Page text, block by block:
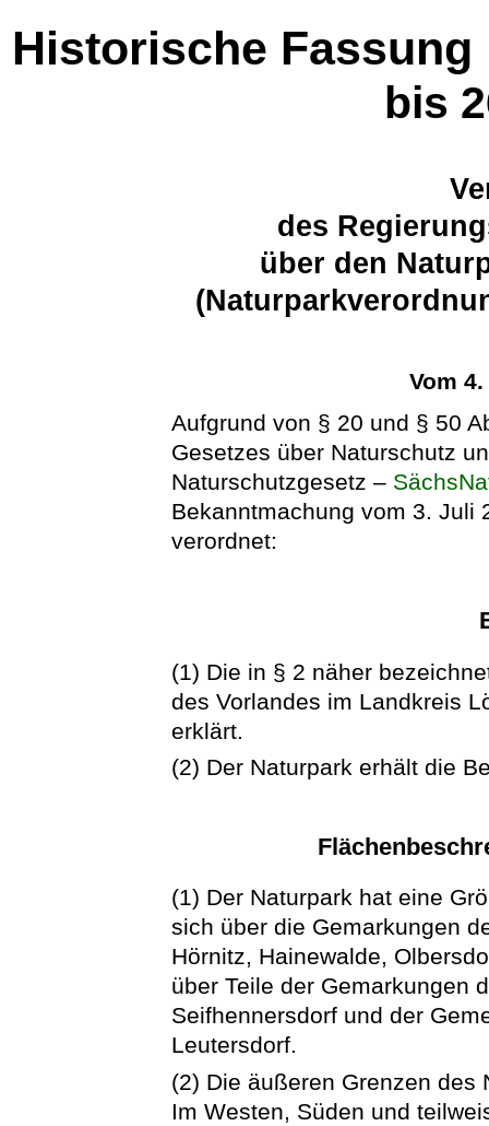
Historische Fassung
bis
des
über den
Vom
Aufgrund von § 20 und § 50
Gesetzes über Naturschutz
Naturschutzgesetz –
Bekanntmachung vom 3. Juli
verordnet:
(1) Die in § 2 näher
des Vorlandes im Landkreis
erklärt.
(2) Der Naturpark erhält die
(1) Der Naturpark hat eine
sich über die Gemarkungen
Hörnitz, Hainewalde,
über Teile der Gemarkungen
Seifhennersdorf und der
Leutersdorf.
(2) Die äußeren Grenzen des
Im Westen, Süden und